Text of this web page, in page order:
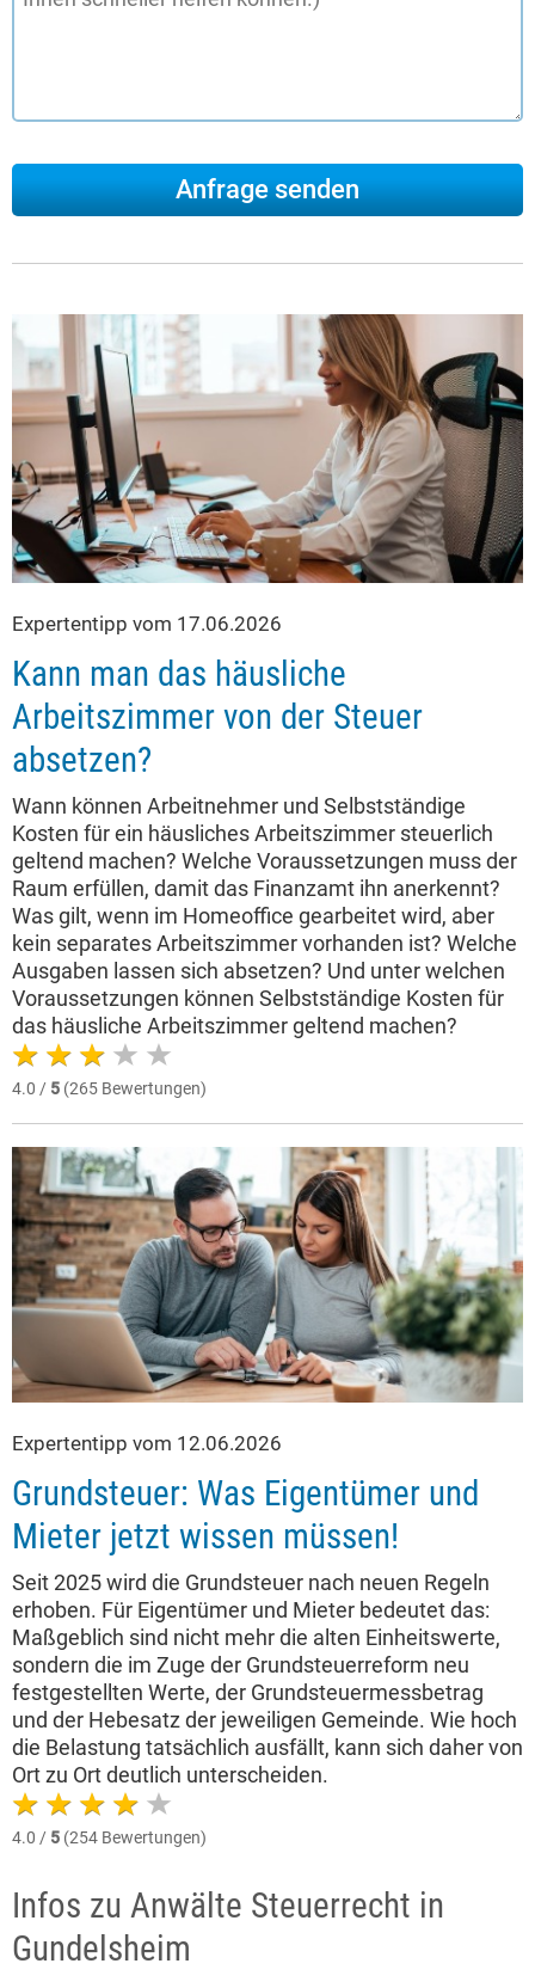
Expertentipp vom 17.06.2026
Kann man das häusliche
Arbeitszimmer von der Steuer
absetzen?
Wann können Arbeitnehmer und Selbstständige
Kosten für ein häusliches Arbeitszimmer steuerlich
geltend machen? Welche Voraussetzungen muss der
Raum erfüllen, damit das Finanzamt ihn anerkennt?
Was gilt, wenn im Homeoffice gearbeitet wird, aber
kein separates Arbeitszimmer vorhanden ist? Welche
Ausgaben lassen sich absetzen? Und unter welchen
Voraussetzungen können Selbstständige Kosten für
das häusliche Arbeitszimmer geltend machen?
4.0 / 5 (265 Bewertungen)
Expertentipp vom 12.06.2026
Grundsteuer: Was Eigentümer und
Mieter jetzt wissen müssen!
Seit 2025 wird die Grundsteuer nach neuen Regeln
erhoben. Für Eigentümer und Mieter bedeutet das:
Maßgeblich sind nicht mehr die alten Einheitswerte,
sondern die im Zuge der Grundsteuerreform neu
festgestellten Werte, der Grundsteuermessbetrag
und der Hebesatz der jeweiligen Gemeinde. Wie hoch
die Belastung tatsächlich ausfällt, kann sich daher von
Ort zu Ort deutlich unterscheiden.
4.0 / 5 (254 Bewertungen)
Infos zu Anwälte Steuerrecht in
Gundelsheim